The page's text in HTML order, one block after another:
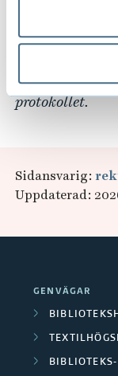
Vänligen
eller
protokollet.
Sidansvarig:
Uppdaterad:
GENVÄGAR